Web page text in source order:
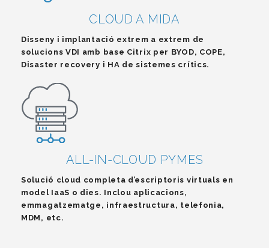
CLOUD A MIDA
Disseny i implantació extrem a extrem de
solucions VDI amb base Citrix per BYOD, COPE,
Disaster recovery i HA de sistemes crítics.
ALL-IN-CLOUD PYMES
Solució cloud completa d’escriptoris virtuals en
model IaaS o dies. Inclou aplicacions,
emmagatzematge, infraestructura, telefonia,
MDM, etc.